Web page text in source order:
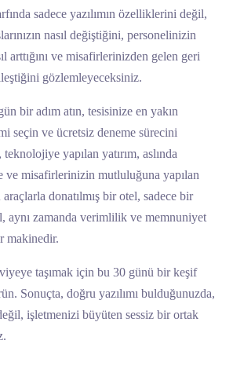
sadece yazılımın özelliklerini değil,
nasıl değiştiğini, personelinizin
arttığını ve misafirlerinizden gelen geri
gözlemleyeceksiniz.
bir adım atın, tesisinize en yakın
seçin ve ücretsiz deneme sürecini
yapılan yatırım, aslında
ve misafirlerinizin mutluluğuna yapılan
araçlarla donatılmış bir otel, sadece bir
aynı zamanda verimlilik ve memnuniyet
makinedir.
taşımak için bu 30 günü bir keşif
Sonuçta, doğru yazılımı bulduğunuzda,
işletmenizi büyüten sessiz bir ortak